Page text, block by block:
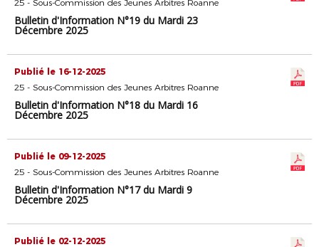
25 - Sous-Commission des Jeunes Arbitres Roanne
Bulletin d'Information N°19 du Mardi 23
Décembre 2025
Publié le 16-12-2025
25 - Sous-Commission des Jeunes Arbitres Roanne
Bulletin d'Information N°18 du Mardi 16
Décembre 2025
Publié le 09-12-2025
25 - Sous-Commission des Jeunes Arbitres Roanne
Bulletin d'Information N°17 du Mardi 9
Décembre 2025
Publié le 02-12-2025